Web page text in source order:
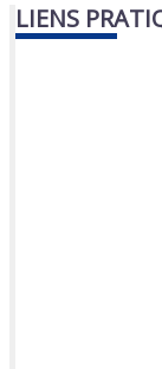
LIENS